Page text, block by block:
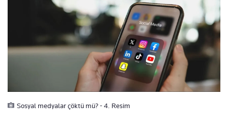
Sosyal medyalar çöktü mü? - 4. Resim